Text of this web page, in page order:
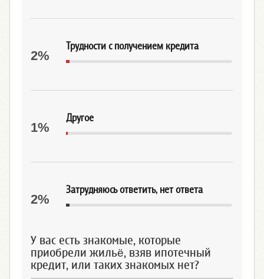
Трудности с получением кредита
2%
Другое
1%
Затрудняюсь ответить, нет ответа
2%
У вас есть знакомые, которые
приобрели жильё, взяв ипотечный
кредит, или таких знакомых нет?